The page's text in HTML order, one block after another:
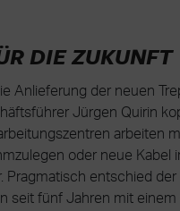
DIE ZUKUNFT
Anlieferung der neuen
Jürgen Quirin
arbeiten
oder neue
Pragmatisch entschied
seit fünf Jahren mit